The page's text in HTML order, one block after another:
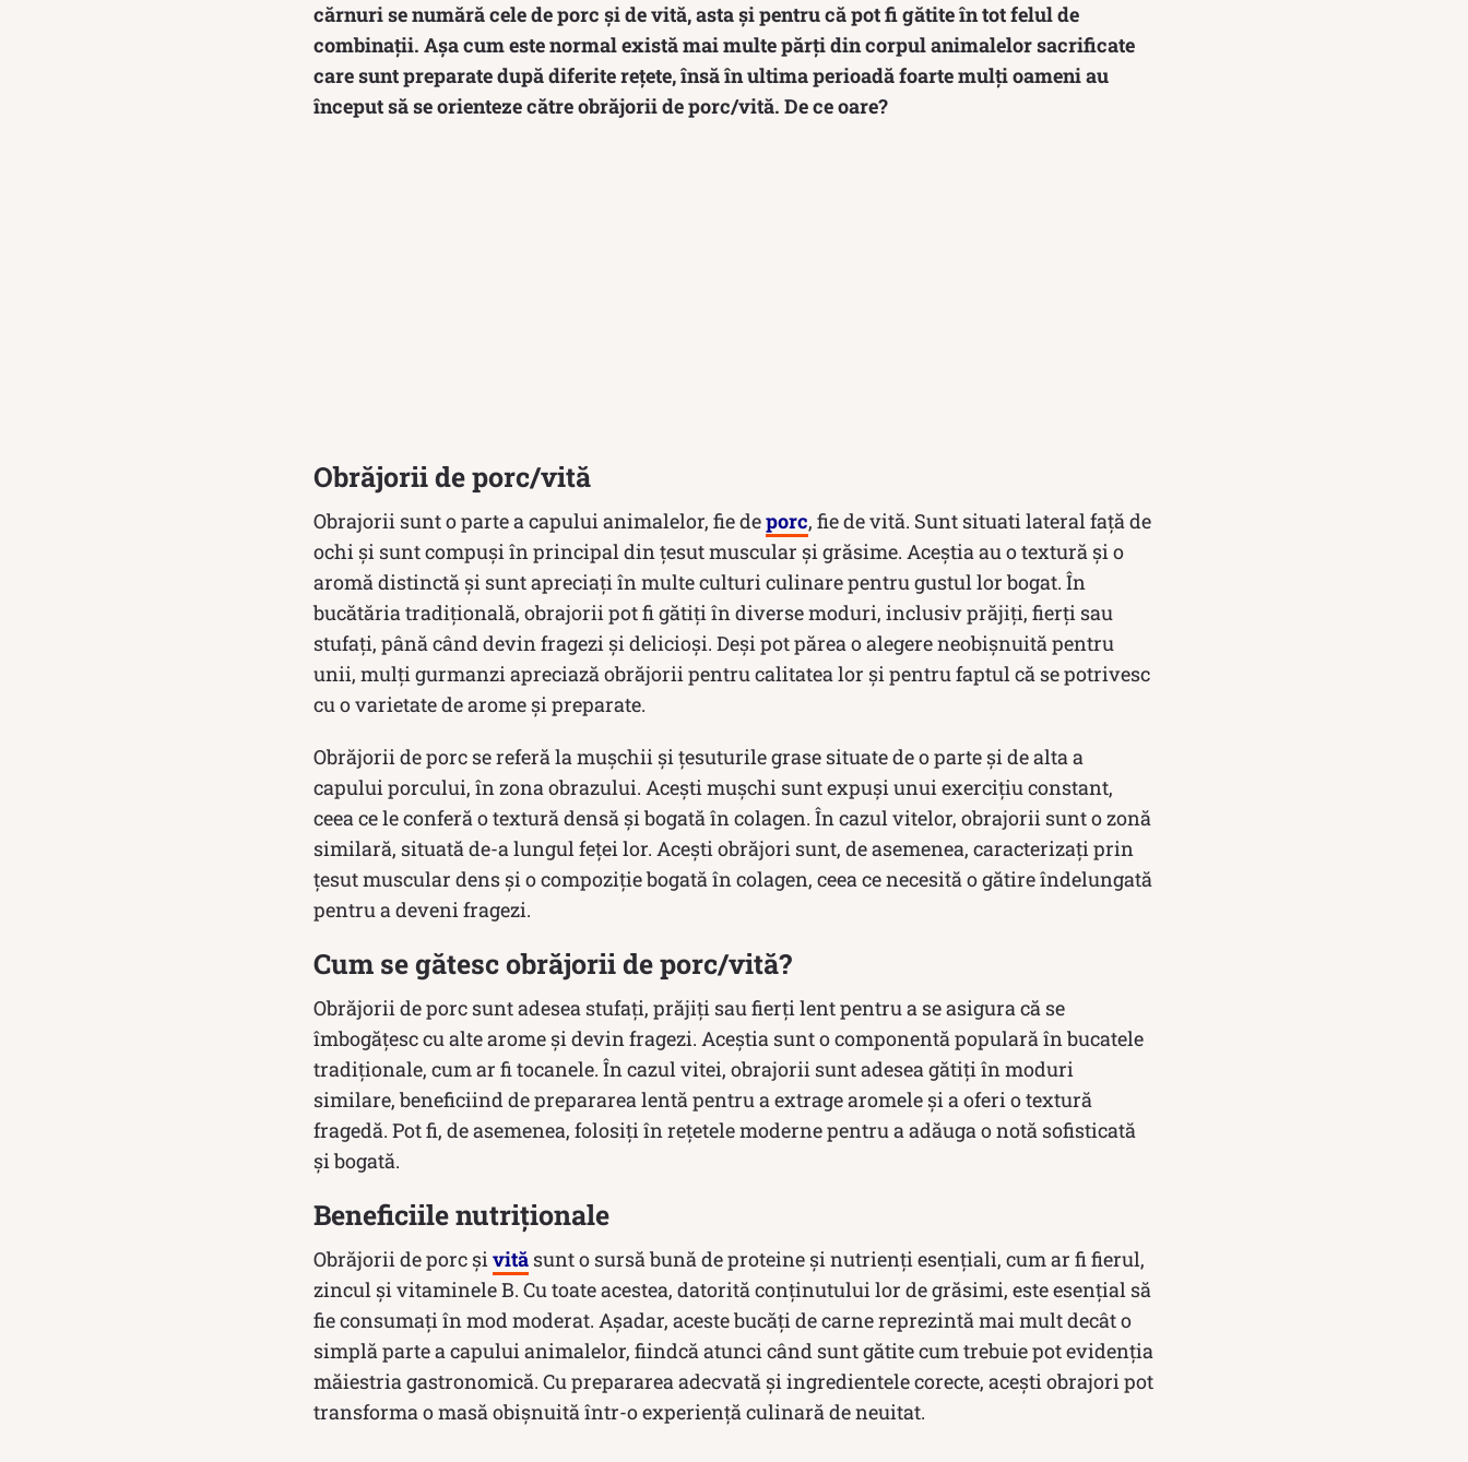
cărnuri se numără cele de porc și de vită, asta și pentru că pot fi gătite în tot felul de
combinații. Așa cum este normal există mai multe părți din corpul animalelor sacrificate
care sunt preparate după diferite rețete, însă în ultima perioadă foarte mulți oameni au
început să se orienteze către obrăjorii de porc/vită. De ce oare?
Obrăjorii de porc/vită
Obrajorii sunt o parte a capului animalelor, fie deporc, fie de vită. Sunt situati lateral față de
ochi și sunt compuși în principal din țesut muscular și grăsime. Aceștia au o textură și o
aromă distinctă și sunt apreciați în multe culturi culinare pentru gustul lor bogat. În
bucătăria tradițională, obrajorii pot fi gătiți în diverse moduri, inclusiv prăjiți, fierți sau
stufați, până când devin fragezi și delicioși. Deși pot părea o alegere neobișnuită pentru
unii, mulți gurmanzi apreciază obrăjorii pentru calitatea lor și pentru faptul că se potrivesc
cu o varietate de arome și preparate.
Obrăjorii de porc se referă la mușchii și țesuturile grase situate de o parte și de alta a
capului porcului, în zona obrazului. Acești mușchi sunt expuși unui exercițiu constant,
ceea ce le conferă o textură densă și bogată în colagen. În cazul vitelor, obrajorii sunt o zonă
similară, situată de-a lungul feței lor. Acești obrăjori sunt, de asemenea, caracterizați prin
țesut muscular dens și o compoziție bogată în colagen, ceea ce necesită o gătire îndelungată
pentru a deveni fragezi.
Cum se gătesc obrăjorii de porc/vită?
Obrăjorii de porc sunt adesea stufați, prăjiți sau fierți lent pentru a se asigura că se
îmbogățesc cu alte arome și devin fragezi. Aceștia sunt o componentă populară în bucatele
tradiționale, cum ar fi tocanele. În cazul vitei, obrajorii sunt adesea gătiți în moduri
similare, beneficiind de prepararea lentă pentru a extrage aromele și a oferi o textură
fragedă. Pot fi, de asemenea, folosiți în rețetele moderne pentru a adăuga o notă sofisticată
și bogată.
Beneficiile nutriționale
Obrăjorii de porc șivită sunt o sursă bună de proteine și nutrienți esențiali, cum ar fi fierul,
zincul și vitaminele B. Cu toate acestea, datorită conținutului lor de grăsimi, este esențial să
fie consumați în mod moderat. Așadar, aceste bucăți de carne reprezintă mai mult decât o
simplă parte a capului animalelor, fiindcă atunci când sunt gătite cum trebuie pot evidenția
măiestria gastronomică. Cu prepararea adecvată și ingredientele corecte, acești obrajori pot
transforma o masă obișnuită într-o experiență culinară de neuitat.